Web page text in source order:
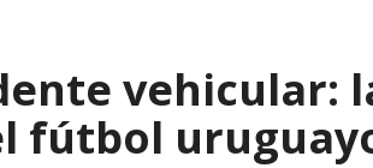
vehicular:
fútbol